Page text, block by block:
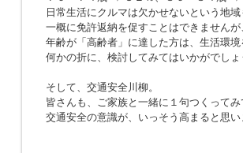
日常生活にクルマは欠かせないという地域
一概に免許返納を促すことはできませんが
年齢が「高齢者」に達した方は、生活環境
何かの折に、検討してみてはいかがでしょ
そして、交通安全川柳。
皆さんも、ご家族と一緒に１句つくってみ
交通安全の意識が、いっそう高まると思い